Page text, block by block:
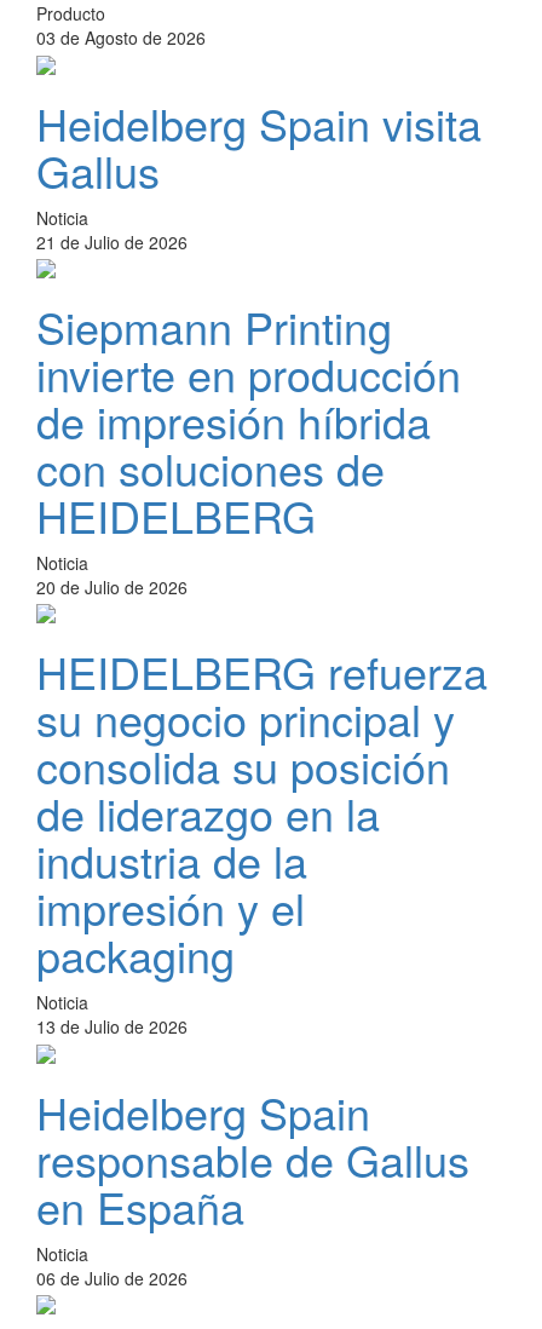
Producto
03 de Agosto de 2026
Heidelberg Spain visita
Gallus
Noticia
21 de Julio de 2026
Siepmann Printing
invierte en producción
de impresión híbrida
con soluciones de
HEIDELBERG
Noticia
20 de Julio de 2026
HEIDELBERG refuerza
su negocio principal y
consolida su posición
de liderazgo en la
industria de la
impresión y el
packaging
Noticia
13 de Julio de 2026
Heidelberg Spain
responsable de Gallus
en España
Noticia
06 de Julio de 2026